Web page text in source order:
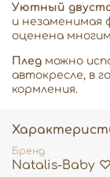
Уютный
и незаменимая
оценена
Плед можно
автокресле, в
кормления.
Бренд
Natalis-Baby ♡